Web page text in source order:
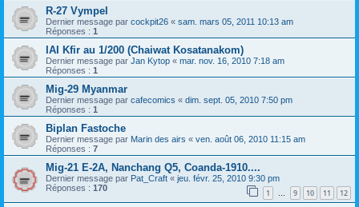
R-27 Vympel
Dernier message par cockpit26 « sam. mars 05, 2011 10:13 am
Réponses : 1
IAI Kfir au 1/200 (Chaiwat Kosatanakom)
Dernier message par Jan Kytop « mar. nov. 16, 2010 7:18 am
Réponses : 1
Mig-29 Myanmar
Dernier message par cafecomics « dim. sept. 05, 2010 7:50 pm
Réponses : 1
Biplan Fastoche
Dernier message par Marin des airs « ven. août 06, 2010 11:15 am
Réponses : 7
Mig-21 E-2A, Nanchang Q5, Coanda-1910....
Dernier message par Pat_Craft « jeu. févr. 25, 2010 9:30 pm
Réponses : 170 1 9 10 11 12